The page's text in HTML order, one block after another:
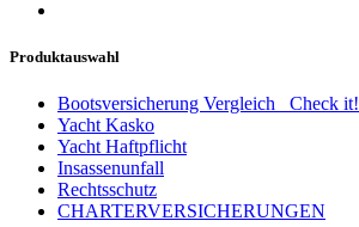
Produktauswahl
Bootsversicherung Vergleich Check it!
Yacht Kasko
Yacht Haftpflicht
Insassenunfall
Rechtsschutz
CHARTERVERSICHERUNGEN